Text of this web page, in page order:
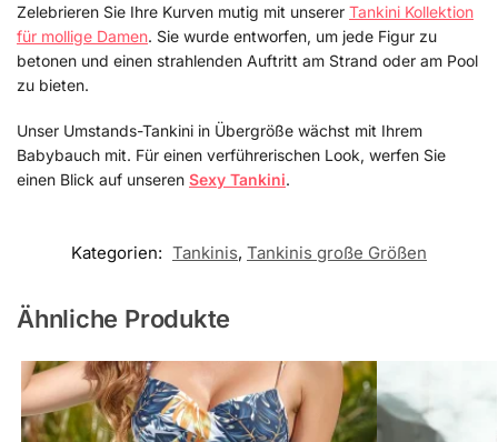
Zelebrieren Sie Ihre Kurven mutig mit unserer Tankini Kollektion
für mollige Damen. Sie wurde entworfen, um jede Figur zu
betonen und einen strahlenden Auftritt am Strand oder am Pool
zu bieten.
Unser Umstands-Tankini in Übergröße wächst mit Ihrem
Babybauch mit. Für einen verführerischen Look, werfen Sie
einen Blick auf unseren Sexy Tankini.
Kategorien: Tankinis, Tankinis große Größen
Ähnliche Produkte